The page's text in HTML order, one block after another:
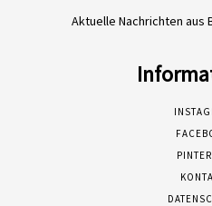
Aktuelle Nachrichten aus